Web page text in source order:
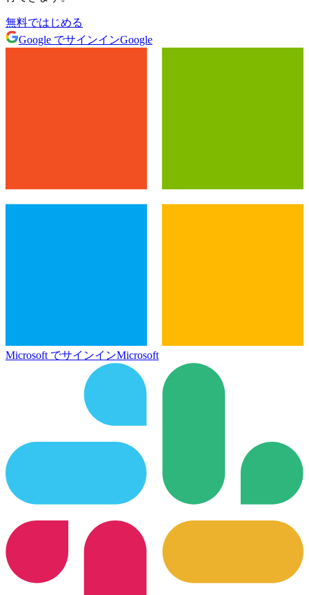
無料ではじめる
Google でサインインGoogle
Microsoft でサインインMicrosoft